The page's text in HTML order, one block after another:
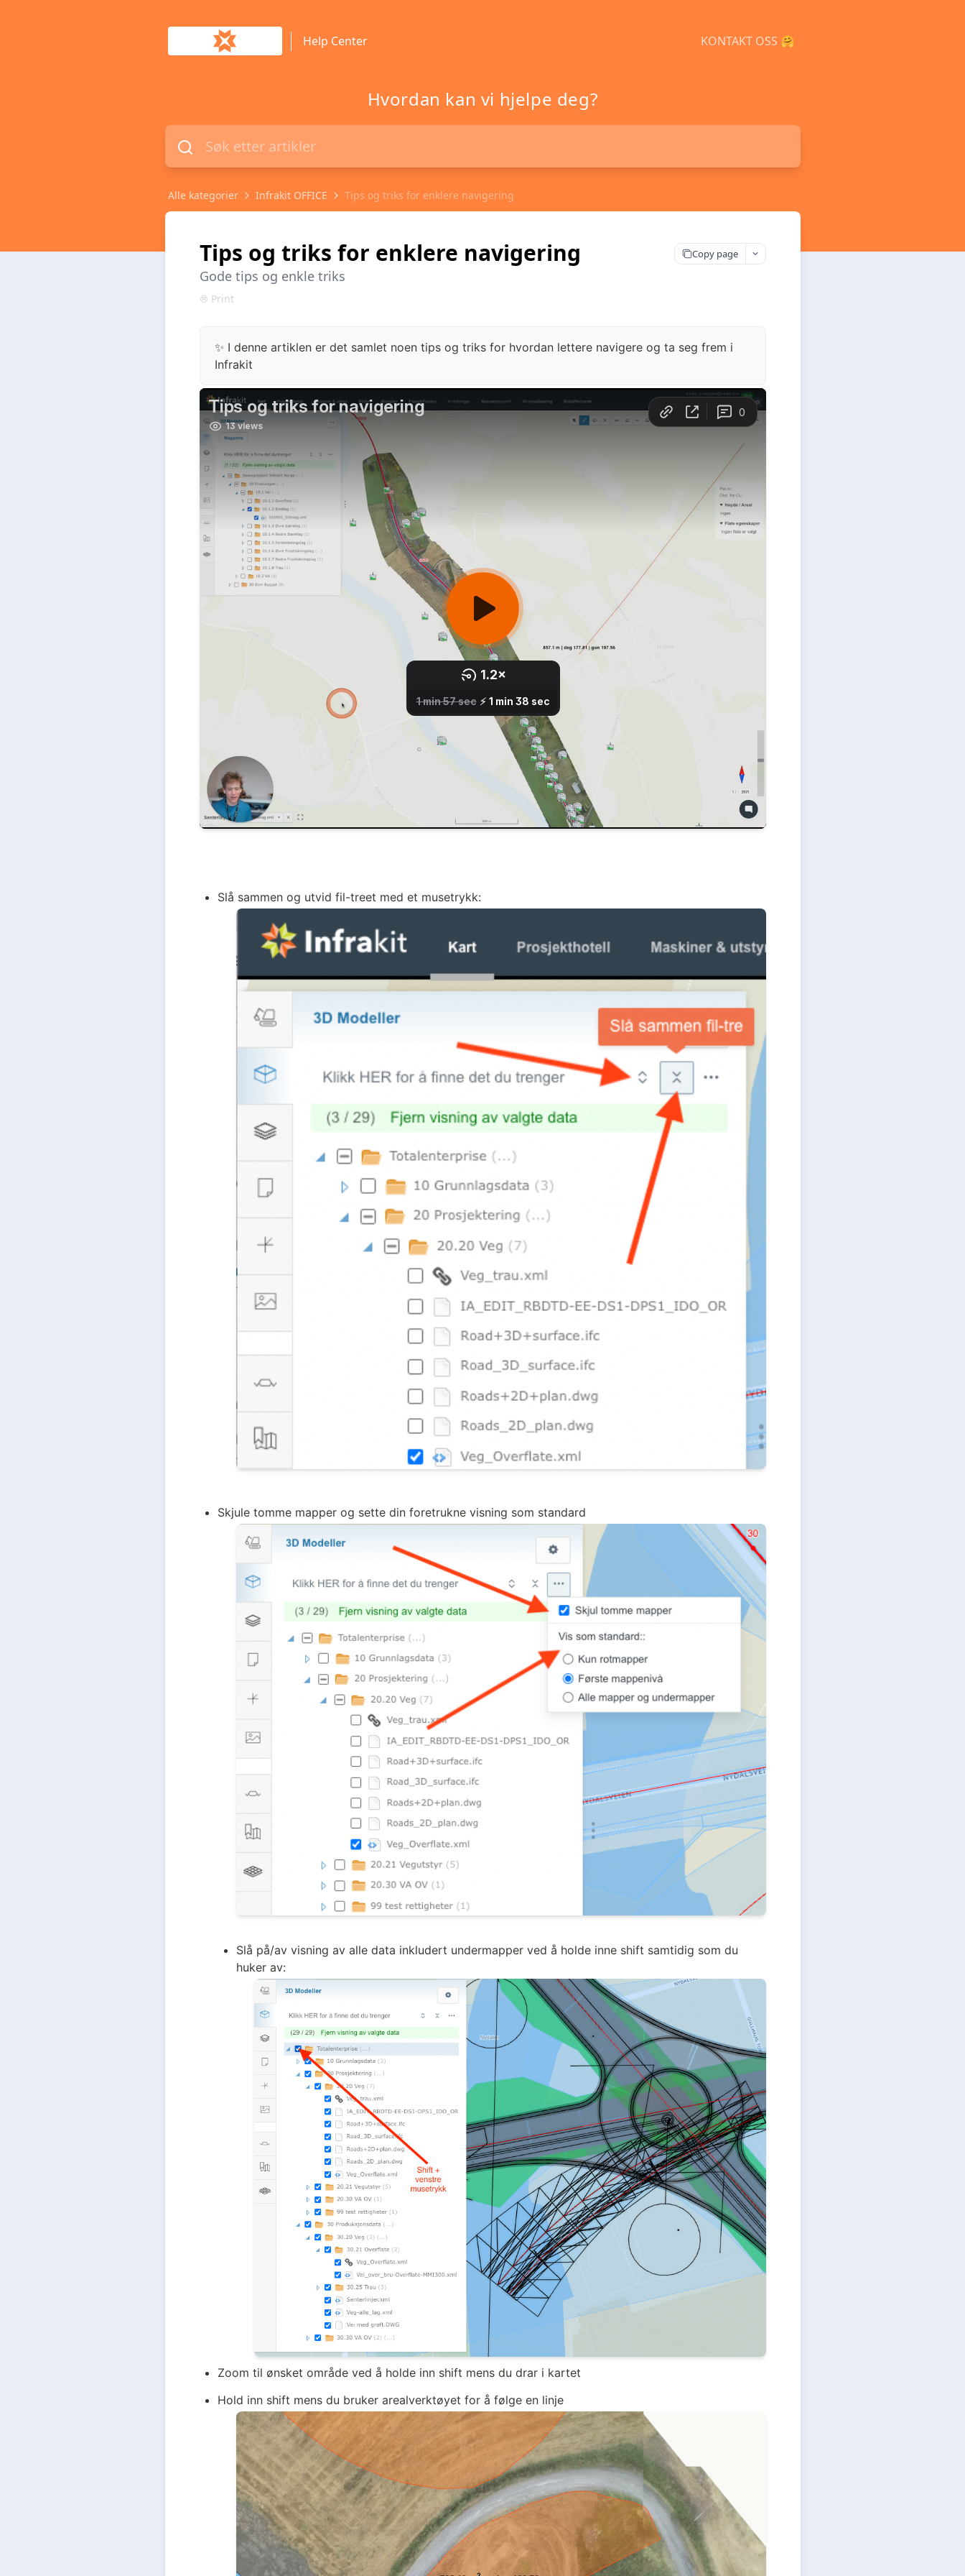
Help Center KONTAKT OSS 🤗
Hvordan kan vi hjelpe deg?
Alle kategorier Infrakit OFFICE Tips og triks for enklere navigering
Tips og triks for enklere navigering Copy page
Gode tips og enkle triks
Print
✨ I denne artiklen er det samlet noen tips og triks for hvordan lettere navigere og ta seg frem i
Infrakit
Slå sammen og utvid fil-treet med et musetrykk:
Skjule tomme mapper og sette din foretrukne visning som standard
Slå på/av visning av alle data inkludert undermapper ved å holde inne shift samtidig som du
huker av:
Zoom til ønsket område ved å holde inn shift mens du drar i kartet
Hold inn shift mens du bruker arealverktøyet for å følge en linje